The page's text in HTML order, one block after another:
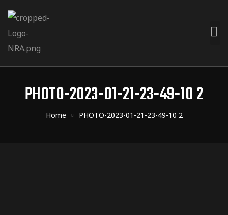
PHOTO-2023-01-21-23-49-10 2
Home PHOTO-2023-01-21-23-49-10 2